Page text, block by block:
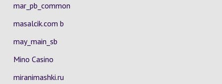
mar_pb_common
masalcik.com b
may_main_sb
Mino Casino
miranimashki.ru